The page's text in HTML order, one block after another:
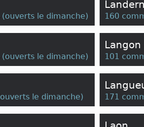
(ouverts le dimanche) 160
(ouverts le dimanche)
Langon
101
ouverts le dimanche) 171